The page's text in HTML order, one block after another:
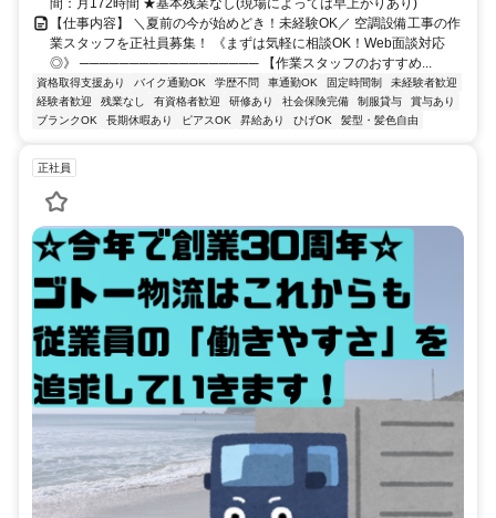
間：月172時間 ★基本残業なし(現場によっては早上がりあり)
【仕事内容】 ＼夏前の今が始めどき！未経験OK／ 空調設備工事の作
業スタッフを正社員募集！ 《まずは気軽に相談OK！Web面談対応
◎》 ────────────────── 【作業スタッフのおすすめ...
資格取得支援あり バイク通勤OK 学歴不問 車通勤OK 固定時間制
未経験者歓迎
経験者歓迎
残業なし 有資格者歓迎 研修あり 社会保険完備 制服貸与
賞与あり
ブランクOK
長期休暇あり ピアスOK 昇給あり ひげOK 髪型・髪色自由
正社員